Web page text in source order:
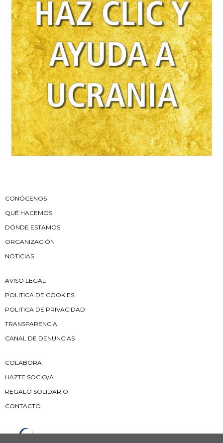
CONÓCENOS
QUÉ HACEMOS
DÓNDE ESTAMOS
ORGANIZACIÓN
NOTICIAS
AVISO LEGAL
POLITICA DE COOKIES
POLITICA DE PRIVACIDAD
TRANSPARENCIA
CANAL DE DENUNCIAS
COLABORA
HAZTE SOCIO/A
REGALO SOLIDARIO
CONTACTO